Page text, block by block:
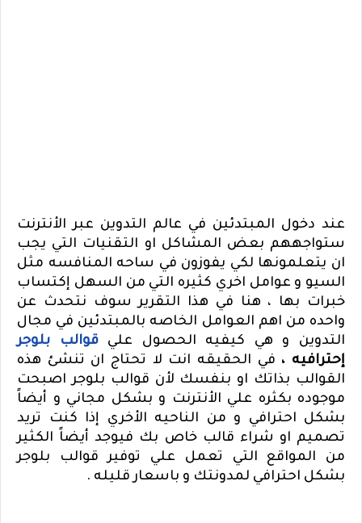
عند دخول المبتدئين في عالم التدوين عبر الأنترنت
ستواجههم بعض المشاكل او التقنيات التي يجب
ان يتعلمونها لكي يفوزون في ساحه المنافسه مثل
السيو و عوامل اخري كثيره التي من السهل إكتساب
خبرات بها ، هنا في هذا التقرير سوف نتحدث عن
واحده من اهم العوامل الخاصه بالمبتدئين في مجال
التدوين و هي كيفيه الحصول عليقوالب بلوجر
إحترافيه ، في الحقيقه انت لا تحتاج ان تنشئ هذه
القوالب بذاتك او بنفسك لأن قوالب بلوجر اصبحت
موجوده بكثره علي الأنترنت و بشكل مجاني و أيضاً
بشكل احترافي و من الناحيه الأخري إذا كنت تريد
تصميم او شراء قالب خاص بك فيوجد أيضاً الكثير
من المواقع التي تعمل علي توفير قوالب بلوجر
بشكل احترافي لمدونتك و باسعار قليله .